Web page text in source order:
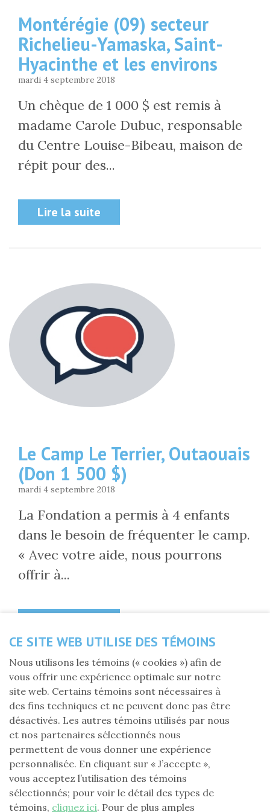
Montérégie (09) secteur
Richelieu-Yamaska, Saint-
Hyacinthe et les environs
mardi 4 septembre 2018
Un chèque de 1 000 $ est remis à
madame Carole Dubuc, responsable
du Centre Louise-Bibeau, maison de
répit pour des...
Lire la suite
Le Camp Le Terrier, Outaouais
(Don 1 500 $)
mardi 4 septembre 2018
La Fondation a permis à 4 enfants
dans le besoin de fréquenter le camp.
« Avec votre aide, nous pourrons
offrir à...
CE SITE WEB UTILISE DES TÉMOINS
Nous utilisons les témoins (« cookies ») afin de
vous offrir une expérience optimale sur notre
site web. Certains témoins sont nécessaires à
des fins techniques et ne peuvent donc pas être
désactivés. Les autres témoins utilisés par nous
et nos partenaires sélectionnés nous
permettent de vous donner une expérience
personnalisée. En cliquant sur « J’accepte »,
vous acceptez l’utilisation des témoins
sélectionnés; pour voir le détail des types de
témoins, cliquez ici. Pour de plus amples